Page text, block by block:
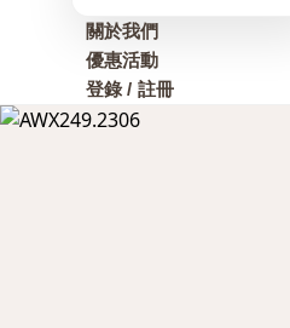
關於我們
優惠活動
登錄 / 註冊